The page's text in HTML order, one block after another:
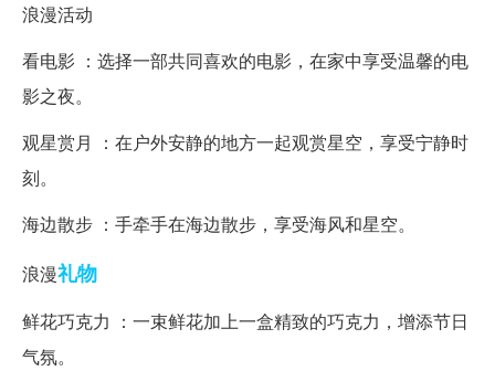
浪漫活动
看电影 ：选择一部共同喜欢的电影，在家中享受温馨的电
影之夜。
观星赏月 ：在户外安静的地方一起观赏星空，享受宁静时
刻。
海边散步 ：手牵手在海边散步，享受海风和星空。
浪漫礼物
鲜花巧克力 ：一束鲜花加上一盒精致的巧克力，增添节日
气氛。